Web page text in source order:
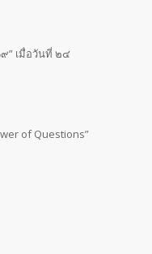
” เมื่อวันที่ ๒๔
of Questions”